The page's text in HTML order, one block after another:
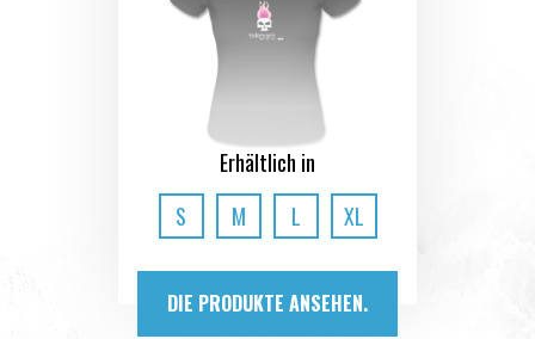
Erhältlich in
S
M L XL
DIE PRODUKTE ANSEHEN.